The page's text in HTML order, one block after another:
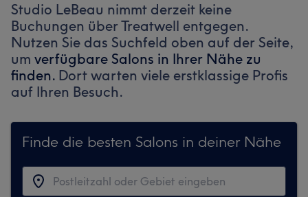
Studio LeBeau nimmt derzeit keine
Buchungen über Treatwell entgegen.
Nutzen Sie das Suchfeld oben auf der Seite,
um verfügbare Salons in Ihrer Nähe zu
finden. Dort warten viele erstklassige Profis
auf Ihren Besuch.
Finde die besten Salons in deiner Nähe